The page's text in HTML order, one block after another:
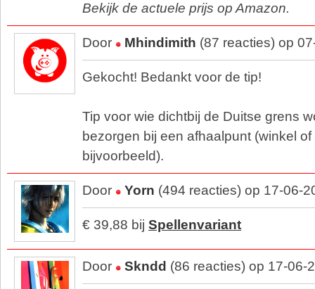
Bekijk de actuele prijs op Amazon.
Door Mhindimith (87 reacties) op
Gekocht! Bedankt voor de tip!
Tip voor wie dichtbij de Duitse grens
bezorgen bij een afhaalpunt (winkel
bijvoorbeeld).
Door Yorn (494 reacties) op 17-06-
€ 39,88 bij Spellenvariant
Door Skndd (86 reacties) op 17-06-